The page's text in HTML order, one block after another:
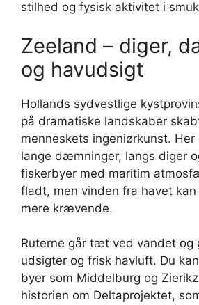
stilhed og fysisk aktivitet i
Zeeland – diger,
og havudsigt
Hollands sydvestlige
på dramatiske landskaber
menneskets ingeniørkunst.
lange dæmninger, langs diger
fiskerbyer med maritim
fladt, men vinden fra havet kan
mere krævende.
Ruterne går tæt ved vandet og
udsigter og frisk havluft. Du
byer som Middelburg og
historien om Deltaprojektet,